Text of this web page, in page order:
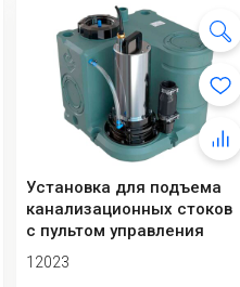
Установка для подъема
канализационных стоков
с пультом управления
AIZL-SC 110...
12023